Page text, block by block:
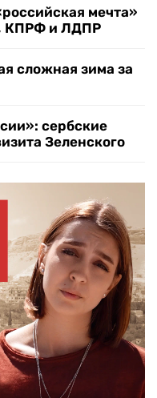
мечта»
КПРФ и ЛДПР
сложная зима за
сербские
Зеленского